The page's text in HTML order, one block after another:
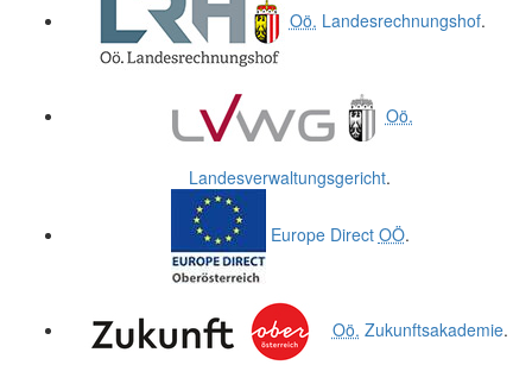
Oö. Landesrechnungshof.
Oö.
Landesverwaltungsgericht.
Europe Direct OÖ.
Oö. Zukunftsakademie.